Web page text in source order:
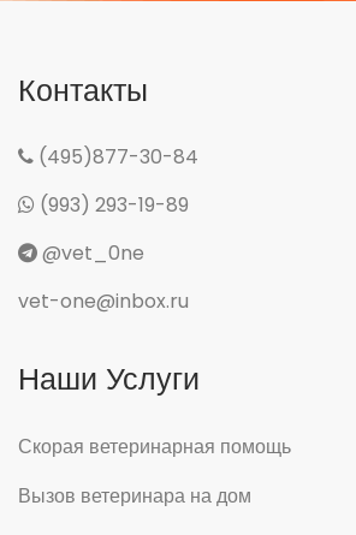
Контакты
(495)877-30-84
(993) 293-19-89
@vet_0ne
vet-one@inbox.ru
Наши Услуги
Скорая ветеринарная помощь
Вызов ветеринара на дом